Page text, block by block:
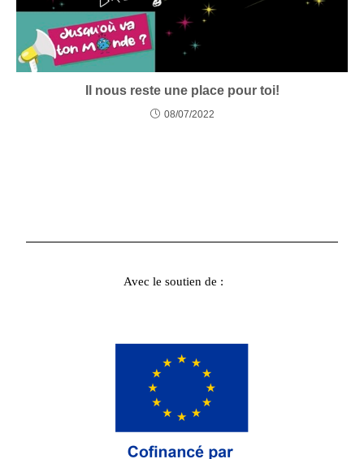
Il nous reste une place pour toi!
08/07/2022
Avec le soutien de :